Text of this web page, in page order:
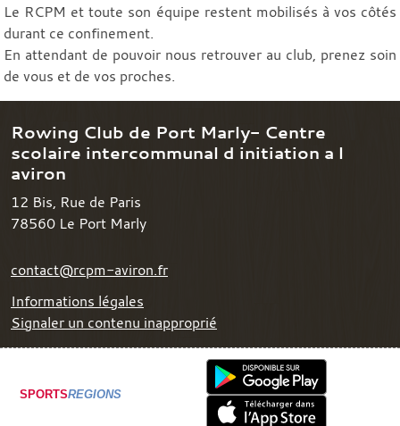
Le RCPM et toute son équipe restent mobilisés à vos côtés
durant ce confinement.
En attendant de pouvoir nous retrouver au club, prenez soin
de vous et de vos proches.
Rowing Club de Port Marly- Centre
scolaire intercommunal d initiation a l
aviron
12 Bis, Rue de Paris
78560 Le Port Marly
contact@rcpm-aviron.fr
Informations légales
Signaler un contenu inapproprié
SPORTSREGIONS